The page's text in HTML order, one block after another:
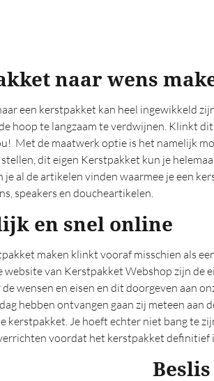
(0)
(0)
(0)
naar wens
een kerstpakket kan heel ingewikkeld
hoop te langzaam te verdwijnen. Klinkt
Met de maatwerk optie is het namelijk
dit eigen Kerstpakket kun je
je al de artikelen vinden waarmee je een
speakers en doucheartikelen.
en snel online
maken klinkt vooraf misschien als
website van Kerstpakket Webshop zijn de
wensen en eisen en dit doorgeven aan
hebben ontvangen gaan zij meteen
kerstpakket. Je hoeft echter niet bang te
voordat het kerstpakket definitief